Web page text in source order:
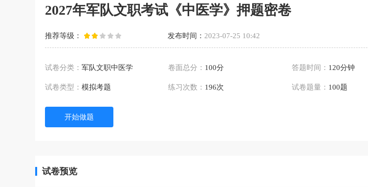
2027年军队文职考试《中医学》押题密卷
推荐等级： 发布时间： 2023-07-25 10:42
试卷分类： 军队文职中医学 卷面总分： 100分 答题时间： 120分钟
试卷类型： 模拟考题 练习次数： 196次 试卷题量： 100题
开始做题
试卷预览